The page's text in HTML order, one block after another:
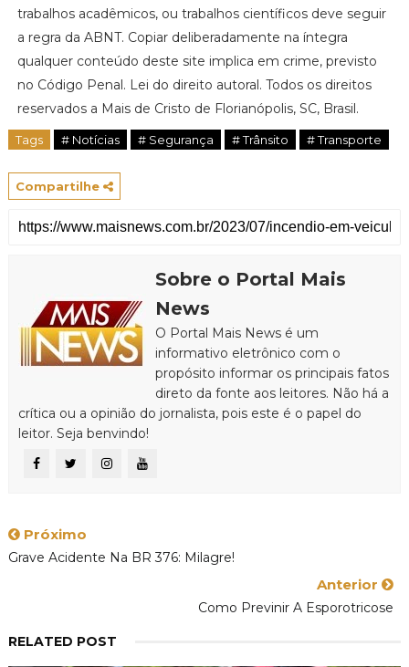
trabalhos acadêmicos, ou trabalhos científicos deve seguir
a regra da ABNT. Copiar deliberadamente na íntegra
qualquer conteúdo deste site implica em crime, previsto
no Código Penal. Lei do direito autoral. Todos os direitos
reservados a Mais de Cristo de Florianópolis, SC, Brasil.
Tags # Notícias # Segurança # Trânsito # Transporte
Compartilhe
Sobre o Portal Mais
News
O Portal Mais News é um
informativo eletrônico com o
propósito informar os principais fatos
direto da fonte aos leitores. Não há a
crítica ou a opinião do jornalista, pois este é o papel do
leitor. Seja benvindo!
Próximo
Grave Acidente Na BR 376: Milagre!
Anterior
Como Previnir A Esporotricose
RELATED POST